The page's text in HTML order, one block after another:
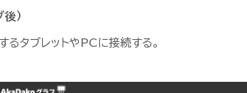
）
るタブレットやPCに接続する。